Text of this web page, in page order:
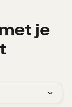
je